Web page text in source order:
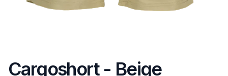
Cargoshort - Beige